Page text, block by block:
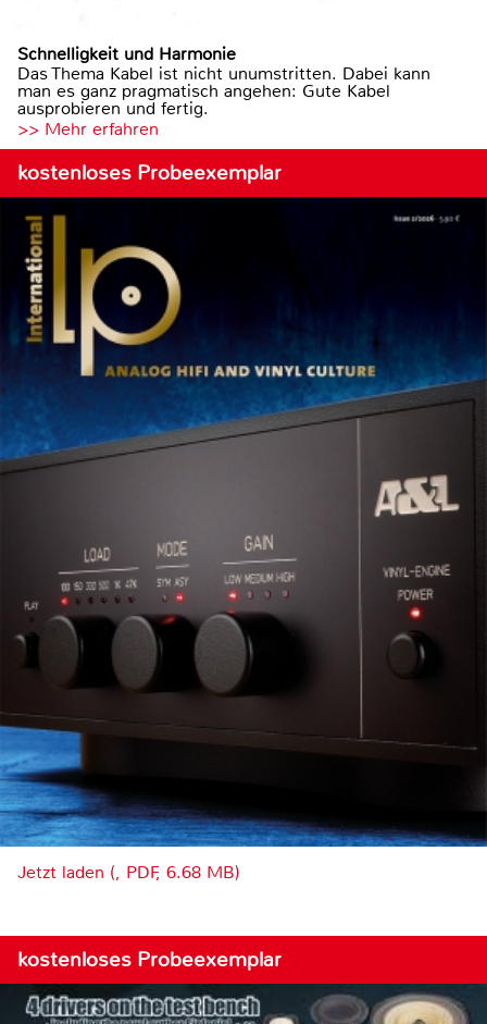
Schnelligkeit und Harmonie
Das Thema Kabel ist nicht unumstritten. Dabei kann
man es ganz pragmatisch angehen: Gute Kabel
ausprobieren und fertig.
>> Mehr erfahren
kostenloses Probeexemplar
Jetzt laden (, PDF, 6.68 MB)
kostenloses Probeexemplar